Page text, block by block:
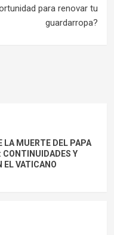
para renovar tu
guardarropa?
LA MUERTE DEL PAPA
CONTINUIDADES Y
EL VATICANO